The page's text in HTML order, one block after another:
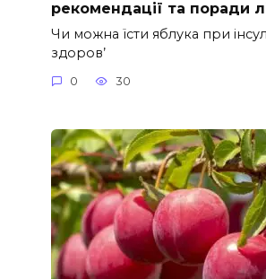
рекомендації та поради
Чи можна їсти яблука при
здоров’
0 30